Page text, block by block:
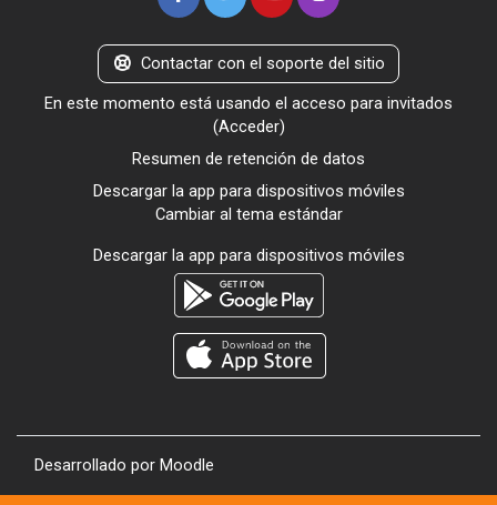
Contactar con el soporte del sitio
En este momento está usando el acceso para invitados
(Acceder)
Resumen de retención de datos
Descargar la app para dispositivos móviles
Cambiar al tema estándar
Descargar la app para dispositivos móviles
Desarrollado por Moodle